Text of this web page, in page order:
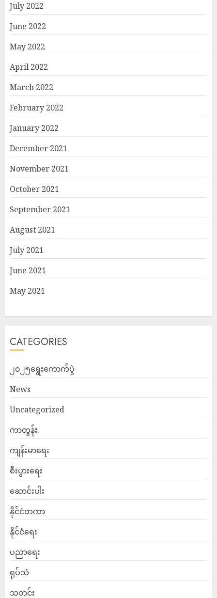
July 2022
June 2022
May 2022
April 2022
March 2022
February 2022
January 2022
December 2021
November 2021
October 2021
September 2021
August 2021
July 2021
June 2021
May 2021
CATEGORIES
၂၀၂၅ရွေးကောက်ပွဲ
News
Uncategorized
ကာတွန်း
ကျန်းမာရေး
စီးပွားရေး
ဆောင်းပါး
နိုင်ငံတကာ
နိုင်ငံရေး
ပညာရေး
ရုပ်သံ
သတင်း